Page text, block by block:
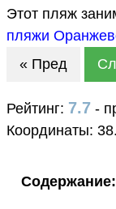
Этот пляж
пляжи
« Пред
Рейтинг: 7.7 -
Координаты:
Содержание: